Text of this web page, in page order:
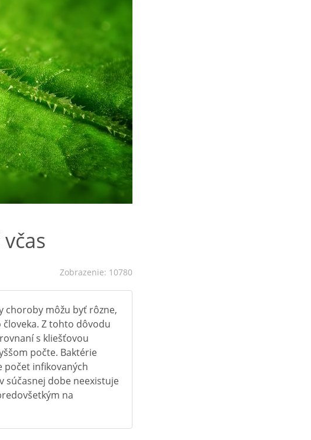
Zobrazenie: 10780
choroby môžu byť rôzne,
Z tohto dôvodu
s kliešťovou
počte. Baktérie
počet infikovaných
súčasnej dobe neexistuje
na